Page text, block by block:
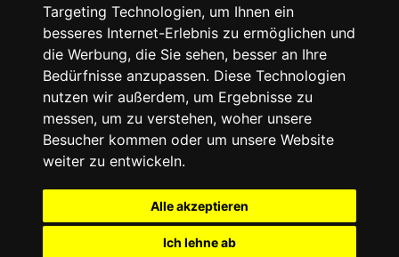
Targeting Technologien, um Ihnen ein
besseres Internet-Erlebnis zu ermöglichen und
die Werbung, die Sie sehen, besser an Ihre
Bedürfnisse anzupassen. Diese Technologien
nutzen wir außerdem, um Ergebnisse zu
messen, um zu verstehen, woher unsere
Besucher kommen oder um unsere Website
weiter zu entwickeln.
Alle akzeptieren
Ich lehne ab